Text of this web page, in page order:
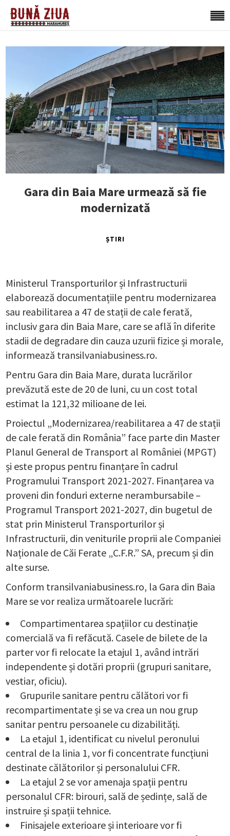
Gara din Baia Mare urmează să fie
modernizată
ȘTIRI
Ministerul Transporturilor și Infrastructurii
elaborează documentațiile pentru modernizarea
sau reabilitarea a 47 de stații de cale ferată,
inclusiv gara din Baia Mare, care se află în diferite
stadii de degradare din cauza uzurii fizice și morale,
informează transilvaniabusiness.ro.
Pentru Gara din Baia Mare, durata lucrărilor
prevăzută este de 20 de luni, cu un cost total
estimat la 121,32 milioane de lei.
Proiectul „Modernizarea/reabilitarea a 47 de stații
de cale ferată din România” face parte din Master
Planul General de Transport al României (MPGT)
și este propus pentru finanțare în cadrul
Programului Transport 2021-2027. Finanțarea va
proveni din fonduri externe nerambursabile –
Programul Transport 2021-2027, din bugetul de
stat prin Ministerul Transporturilor și
Infrastructurii, din veniturile proprii ale Companiei
Naționale de Căi Ferate „C.F.R.” SA, precum și din
alte surse.
Conform transilvaniabusiness.ro, la Gara din Baia
Mare se vor realiza următoarele lucrări:
Compartimentarea spațiilor cu destinație
comercială va fi refăcută. Casele de bilete de la
parter vor fi relocate la etajul 1, având intrări
independente și dotări proprii (grupuri sanitare,
vestiar, oficiu).
Grupurile sanitare pentru călători vor fi
recompartimentate și se va crea un nou grup
sanitar pentru persoanele cu dizabilități.
La etajul 1, identificat cu nivelul peronului
central de la linia 1, vor fi concentrate funcțiuni
destinate călătorilor și personalului CFR.
La etajul 2 se vor amenaja spații pentru
personalul CFR: birouri, sală de ședințe, sală de
instruire și spații tehnice.
Finisajele exterioare și interioare vor fi